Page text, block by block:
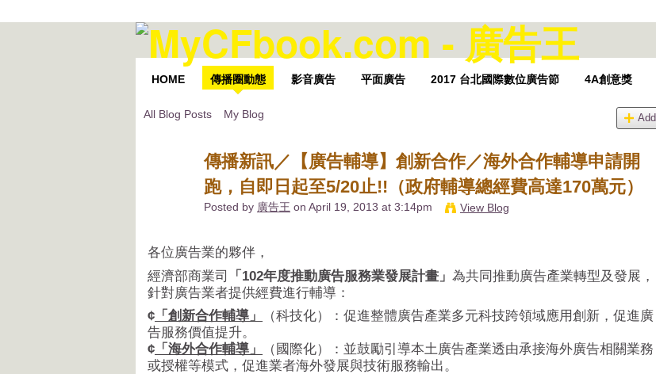
HOME 傳播圈動態 影音廣告 平面廣告 2017 台北國際數位廣告節 4A創意獎
All Blog Posts My Blog Add
傳播新訊／【廣告輔導】創新合作／海外合作輔導申請開
跑，自即日起至5/20止!!（政府輔導總經費高達170萬元）
Posted by 廣告王 on April 19, 2013 at 3:14pm View Blog
各位廣告業的夥伴，
經濟部商業司
「102年度推動廣告服務業發展計畫」 為共同推動廣告產業轉型及發展，
針對廣告業者提供經費進行輔導：
¢ 「創新合作輔導」
（科技化）：促進整體廣告產業多元科技跨領域應用創新，促進廣
告服務價值提升。
¢ 「海外合作輔導」
（國際化）：並鼓勵引導本土廣告產業透由承接海外廣告相關業務
或授權等模式，促進業者海外發展與技術服務輸出。